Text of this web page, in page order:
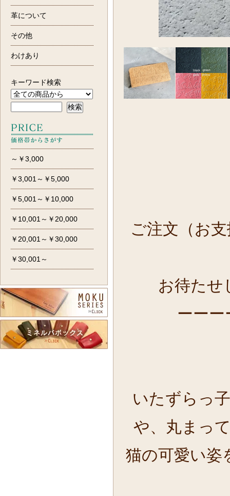
革について
その他
わけあり
キーワード検索
～￥3,000
￥3,001～￥5,000
￥5,001～￥10,000
￥10,001～￥20,000
￥20,001～￥30,000
￥30,001～
ご注文（お
お待たせ
ーーー
いたずらっ
や、丸まっ
猫の可愛い姿